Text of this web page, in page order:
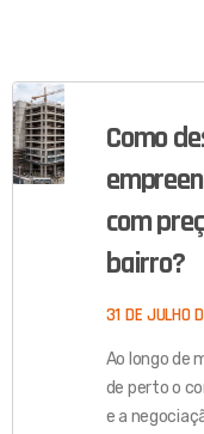
Como
com
bairro?
31 DE JULHO
Ao longo de
de perto o
e a